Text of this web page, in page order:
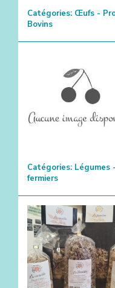
Catégories: Œufs -
Bovins
Catégories:
fermiers